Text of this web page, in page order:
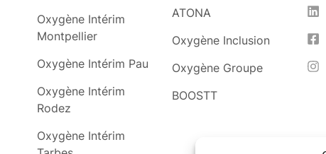
Oxygène Intérim
Montpellier
Oxygène Intérim Pau
Oxygène Intérim
Rodez
Oxygène Intérim
ATONA
Oxygène Inclusion
Oxygène Groupe
BOOSTT